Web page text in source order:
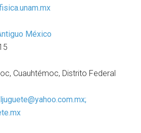
México
Cuauhtémoc, Distrito Federal